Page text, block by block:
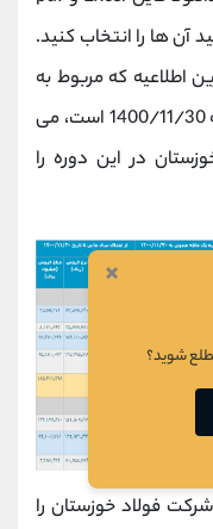
آن ها را انتخاب کنید.
اطلاعیه که مربوط به
گزارش ماهانه دوره یک ماهه منتهی به 1400/11/30 است، می
در این دوره را
فولاد خوزستان را
×
شوید؟